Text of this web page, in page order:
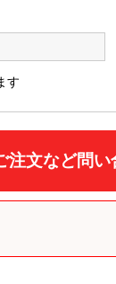
す
注文など問